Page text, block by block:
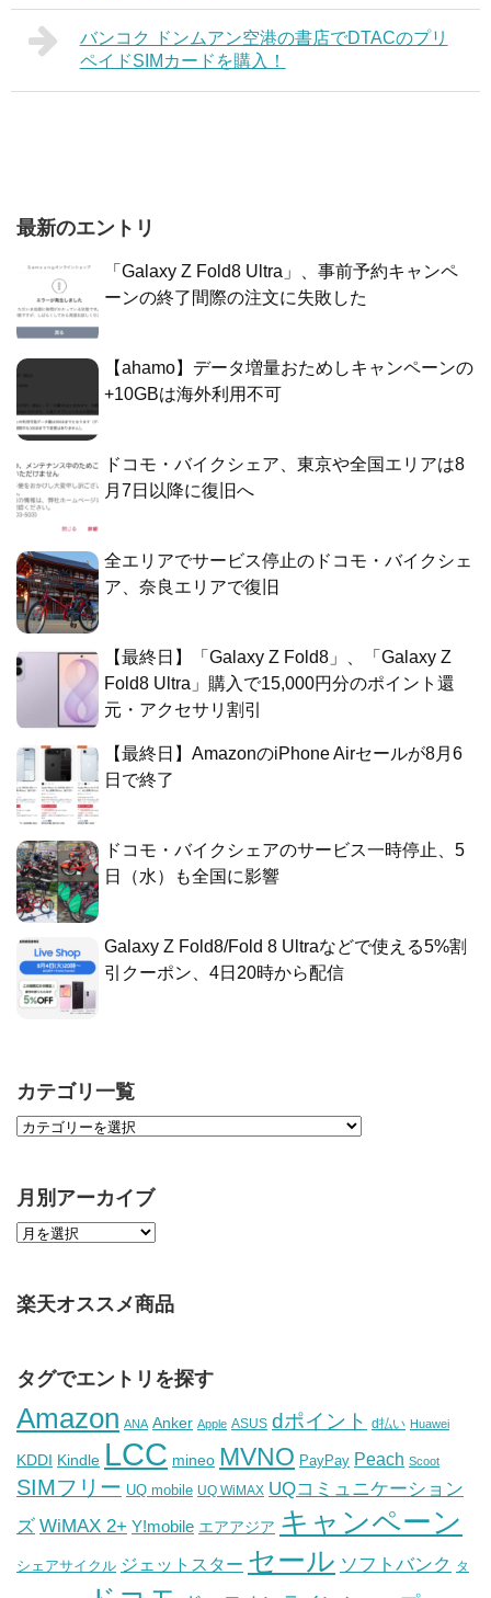
バンコク ドンムアン空港の書店でDTACのプリ
ペイドSIMカードを購入！
最新のエントリ
「Galaxy Z Fold8 Ultra」、事前予約キャンペ
ーンの終了間際の注文に失敗した
【ahamo】データ増量おためしキャンペーンの
+10GBは海外利用不可
ドコモ・バイクシェア、東京や全国エリアは8
月7日以降に復旧へ
全エリアでサービス停止のドコモ・バイクシェ
ア、奈良エリアで復旧
【最終日】「Galaxy Z Fold8」、「Galaxy Z
Fold8 Ultra」購入で15,000円分のポイント還
元・アクセサリ割引
【最終日】AmazonのiPhone Airセールが8月6
日で終了
ドコモ・バイクシェアのサービス一時停止、5
日（水）も全国に影響
Galaxy Z Fold8/Fold 8 Ultraなどで使える5%割
引クーポン、4日20時から配信
カテゴリ一覧
月別アーカイブ
楽天オススメ商品
タグでエントリを探す
Amazon ANA Anker Apple ASUS dポイント d払い Huawei
KDDI Kindle LCC mineo MVNO PayPay Peach Scoot
SIMフリー UQ mobile UQ WiMAX UQコミュニケーション
ズ WiMAX 2+ Y!mobile エアアジア キャンペーン
シェアサイクル ジェットスター セール ソフトバンク タ